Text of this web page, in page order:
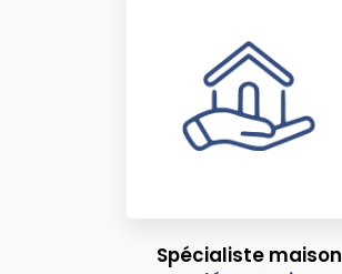
Spécialiste maison